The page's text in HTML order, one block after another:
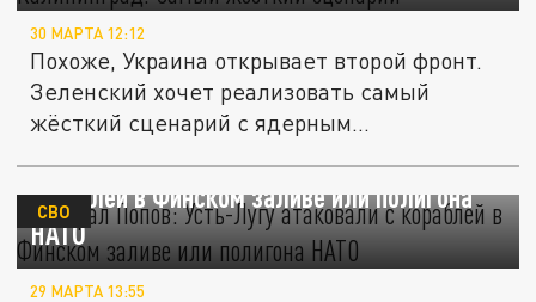
30 МАРТА 12:12
Похоже, Украина открывает второй фронт.
Зеленский хочет реализовать самый
жёсткий сценарий с ядерным...
Генерал Попов: Усть-Лугу атаковали с
кораблей в Финском заливе или полигона
НАТО
СВО
29 МАРТА 13:55